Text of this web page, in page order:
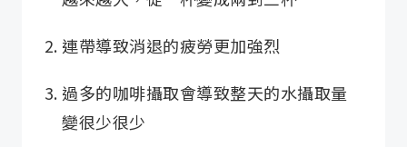
連帶導致消退的疲勞更加強烈
過多的咖啡攝取會導致整天的水攝取量
變很少很少